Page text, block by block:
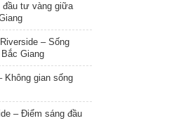
đầu tư vàng giữa
– Sống
Giang
Không gian sống
– Điểm sáng đầu